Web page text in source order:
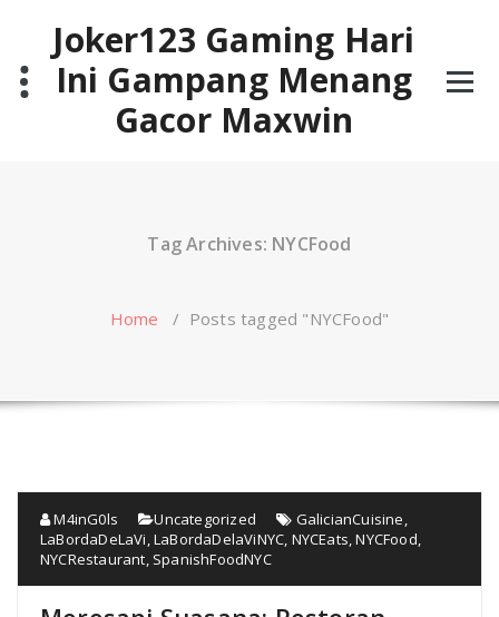
contentJoker123 Gaming Hari
Ini Gampang Menang
Gacor Maxwin
Tag Archives: NYCFood
Home / Posts tagged "NYCFood"
M4inG0ls Uncategorized GalicianCuisine
LaBordaDeLaVi ,LaBordaDelaViNYC NYCEats ,NYCFood
NYCRestaurant SpanishFoodNYC